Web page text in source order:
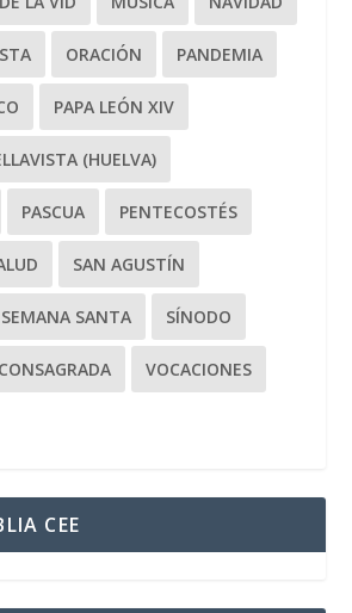
ORACIÓN PANDEMIA
PAPA LEÓN XIV
(HUELVA)
PASCUA PENTECOSTÉS
SAN AGUSTÍN
SEMANA SANTA SÍNODO
VOCACIONES
CEE